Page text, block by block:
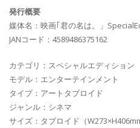
発行概要
媒体名：映画｢君の名は。」
JANコード：4589486375162
カテゴリ：スペシャルエディション
モデル：エンターテインメント
タイプ：アートタブロイド
ジャンル：シネマ
サイズ：タブロイド（